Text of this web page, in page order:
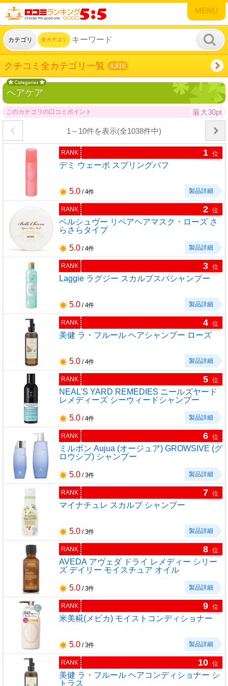
MENU
カテゴリ 全カテゴリ
クチコミ全カテゴリ一覧 4,816
ヘアケア
このカテゴリの口コミポイント 最大30pt
1～10件を表示(全1038件中)
RANK 1 位
デミ ウェーボ スプリングパフ
5.0 / 4件 製品詳細
RANK 2 位
ベルシュヴー リペアヘアマスク・ローズ さ
らさらタイプ
5.0 / 4件 製品詳細
RANK 3 位
Laggie ラグジー スカルプスパシャンプー
5.0 / 4件 製品詳細
RANK 4 位
美健 ラ・フルール ヘアシャンプー ローズ
5.0 / 4件 製品詳細
RANK 5 位
NEAL'S YARD REMEDIES ニールズヤード
レメディーズ シーウィードシャンプー
5.0 / 4件 製品詳細
RANK 6 位
ミルボン Aujua (オージュア) GROWSIVE (グ
ロウシブ) シャンプー
5.0 / 3件 製品詳細
RANK 7 位
マイナチュレ スカルプ シャンプー
5.0 / 3件 製品詳細
RANK 8 位
AVEDA アヴェダ ドライ レメディー シリー
ズ デイリー モイスチュア オイル
5.0 / 3件 製品詳細
RANK 9 位
米美糀(メビカ) モイストコンディショナー
5.0 / 3件 製品詳細
RANK 10 位
美健 ラ・フルール ヘアコンディショナー シ
トラス